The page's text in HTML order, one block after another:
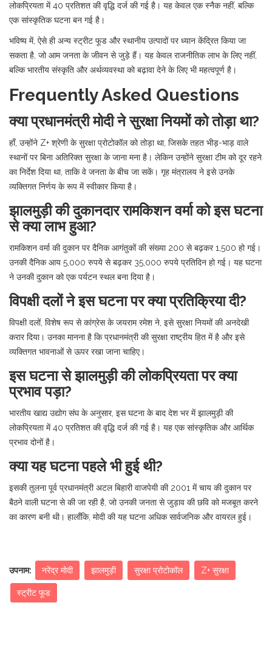
लोकप्रियता में 40 प्रतिशत की वृद्धि दर्ज की गई है। यह केवल एक स्नैक नहीं, बल्कि
एक सांस्कृतिक घटना बन गई है।
भविष्य में, ऐसे ही अन्य स्ट्रीट फूड और स्थानीय उत्पादों पर ध्यान केंद्रित किया जा
सकता है, जो आम जनता के जीवन से जुड़े हैं। यह केवल राजनीतिक लाभ के लिए नहीं,
बल्कि भारतीय संस्कृति और अर्थव्यवस्था को बढ़ावा देने के लिए भी महत्वपूर्ण है।
Frequently Asked Questions
क्या प्रधानमंत्री मोदी ने सुरक्षा नियमों को तोड़ा था?
हाँ, उन्होंने Z+ श्रेणी के सुरक्षा प्रोटोकॉल को तोड़ा था, जिसके तहत भीड़-भाड़ वाले
स्थानों पर बिना अतिरिक्त सुरक्षा के जाना मना है। लेकिन उन्होंने सुरक्षा टीम को दूर रहने
का निर्देश दिया था, ताकि वे जनता के बीच जा सकें। गृह मंत्रालय ने इसे उनके
व्यक्तिगत निर्णय के रूप में स्वीकार किया है।
झालमुड़ी की दुकानदार रामकिशन वर्मा को इस घटना
से क्या लाभ हुआ?
रामकिशन वर्मा की दुकान पर दैनिक आगंतुकों की संख्या 200 से बढ़कर 1,500 हो गई।
उनकी दैनिक आय 5,000 रुपये से बढ़कर 35,000 रुपये प्रतिदिन हो गई। यह घटना
ने उनकी दुकान को एक पर्यटन स्थल बना दिया है।
विपक्षी दलों ने इस घटना पर क्या प्रतिक्रिया दी?
विपक्षी दलों, विशेष रूप से कांग्रेस के जयराम रमेश ने, इसे सुरक्षा नियमों की अनदेखी
करार दिया। उनका मानना है कि प्रधानमंत्री की सुरक्षा राष्ट्रीय हित में है और इसे
व्यक्तिगत भावनाओं से ऊपर रखा जाना चाहिए।
इस घटना से झालमुड़ी की लोकप्रियता पर क्या
प्रभाव पड़ा?
भारतीय खाद्य उद्योग संघ के अनुसार, इस घटना के बाद देश भर में झालमुड़ी की
लोकप्रियता में 40 प्रतिशत की वृद्धि दर्ज की गई है। यह एक सांस्कृतिक और आर्थिक
प्रभाव दोनों है।
क्या यह घटना पहले भी हुई थी?
इसकी तुलना पूर्व प्रधानमंत्री अटल बिहारी वाजपेयी की 2001 में चाय की दुकान पर
बैठने वाली घटना से की जा रही है, जो उनकी जनता से जुड़ाव की छवि को मजबूत करने
का कारण बनी थी। हालाँकि, मोदी की यह घटना अधिक सार्वजनिक और वायरल हुई।
उपनाम: नरेंद्र मोदी झालमुड़ी सुरक्षा प्रोटोकॉल Z+ सुरक्षा
स्ट्रीट फूड